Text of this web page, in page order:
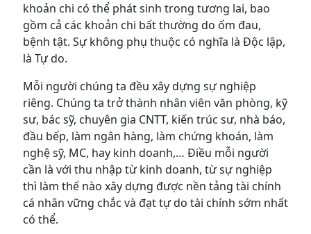
khoản chi có thể phát sinh trong tương lai, bao
gồm cả các khoản chi bất thường do ốm đau,
bệnh tật. Sự không phụ thuộc có nghĩa là Độc lập,
là Tự do.
Mỗi người chúng ta đều xây dựng sự nghiệp
riêng. Chúng ta trở thành nhân viên văn phòng, kỹ
sư, bác sỹ, chuyên gia CNTT, kiến trúc sư, nhà báo,
đầu bếp, làm ngân hàng, làm chứng khoán, làm
nghệ sỹ, MC, hay kinh doanh,… Điều mỗi người
cần là với thu nhập từ kinh doanh, từ sự nghiệp
thì làm thế nào xây dựng được nền tảng tài chính
cá nhân vững chắc và đạt tự do tài chính sớm nhất
có thể.